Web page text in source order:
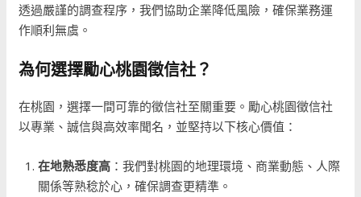
透過嚴謹的調查程序，我們協助企業降低風險，確保業務運
作順利無虞。
為何選擇勵心桃園徵信社？
在桃園，選擇一間可靠的徵信社至關重要。勵心桃園徵信社
以專業、誠信與高效率聞名，並堅持以下核心價值：
在地熟悉度高 ：我們對桃園的地理環境、商業動態、人際
關係等熟稔於心，確保調查更精準。